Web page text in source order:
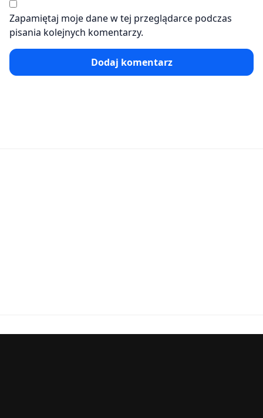
Zapamiętaj moje dane w tej przeglądarce podczas
pisania kolejnych komentarzy.
Dodaj komentarz